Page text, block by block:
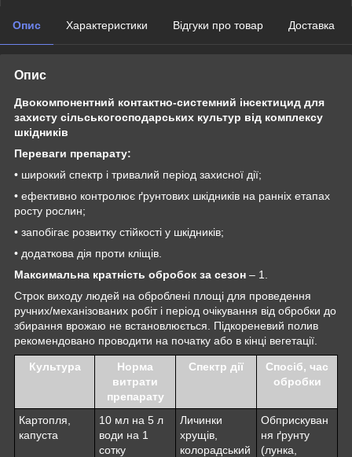
Опис Характеристики Відгуки про товар Доставка
Опис
Двокомпонентний контактно-системний інсектицид для
захисту сільськогосподарських культур від комплексу
шкідників
Переваги препарату:
• широкий спектр і тривалий період захисної дії;
• ефективно контролює ґрунтових шкідників на ранніх етапах
росту рослин;
• запобігає розвитку стійкості у шкідників;
• додаткова дія проти кліщів.
Максимальна кратність обробок за сезон – 1.
Строк виходу людей на оброблені площі для проведення
ручних/механізованих робіт і період очікування від обробки до
збирання врожаю не встановлюється. Підкореневий полив
рекомендовано проводити на початку або в кінці вегетації.
Культура
Норма
витрати
препарату
Спектр дії
Спосіб, час
обробки
Картопля,
капуста
10 мл на 5 л
води на 1
сотку
Личинки
хрущів,
колорадський
Обприскуван
ня ґрунту
(лунка,